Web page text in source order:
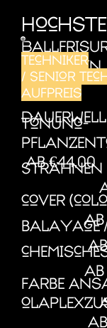
€88,00
ab
ab
ab
farbe
ab
Techniker
/ Senior
aufpreis
Tönung-
ab €44,00
cover
ab
ab
ab